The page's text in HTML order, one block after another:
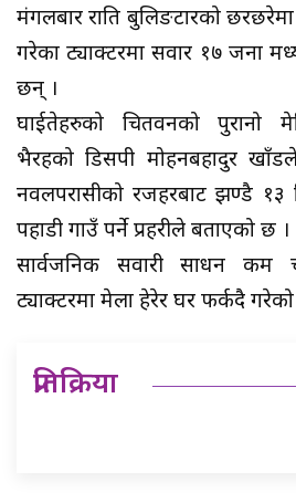
मंगलबार राति बुलिङटारको
गरेका ट्याक्टरमा सवार १७ जना
छन् ।
घाईतेहरुको चितवनको पुरानो
भैरहको डिसपी मोहनबहादुर
नवलपरासीको रजहरबाट झण्डै १३
पहाडी गाउँ पर्ने प्रहरीले बताएको छ ।
सार्वजनिक सवारी साधन
ट्याक्टरमा मेला हेरेर घर फर्कदै
प्रतिक्रिया